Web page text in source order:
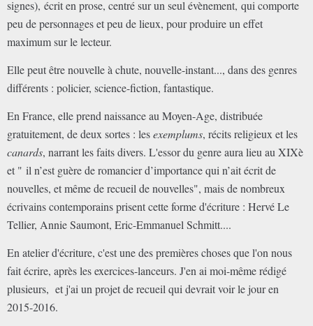
signes), écrit en prose, centré sur un seul évènement, qui comporte
peu de personnages et peu de lieux, pour produire un effet
maximum sur le lecteur.
Elle peut être nouvelle à chute, nouvelle-instant..., dans des genres
différents : policier, science-fiction, fantastique.
En France, elle prend naissance au Moyen-Age, distribuée
gratuitement, de deux sortes : lesexemplums, récits religieux et les
canards, narrant les faits divers. L'essor du genre aura lieu au XIXè
et " il n’est guère de romancier d’importance qui n’ait écrit de
nouvelles, et même de recueil de nouvelles", mais de nombreux
écrivains contemporains prisent cette forme d'écriture : Hervé Le
Tellier, Annie Saumont, Eric-Emmanuel Schmitt....
En atelier d'écriture, c'est une des premières choses que l'on nous
fait écrire, après les exercices-lanceurs. J'en ai moi-même rédigé
plusieurs, et j'ai un projet de recueil qui devrait voir le jour en
2015-2016.